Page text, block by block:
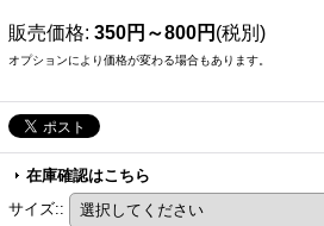
販売価格: 350円～800円 (税別)
オプションにより価格が変わる場合もあります。
在庫確認はこちら
サイズ::